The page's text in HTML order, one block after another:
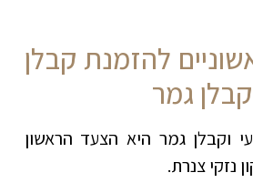
להזמנת קבלן
גמר
וקבלן גמר היא הצעד הראשון
נזקי צנרת.